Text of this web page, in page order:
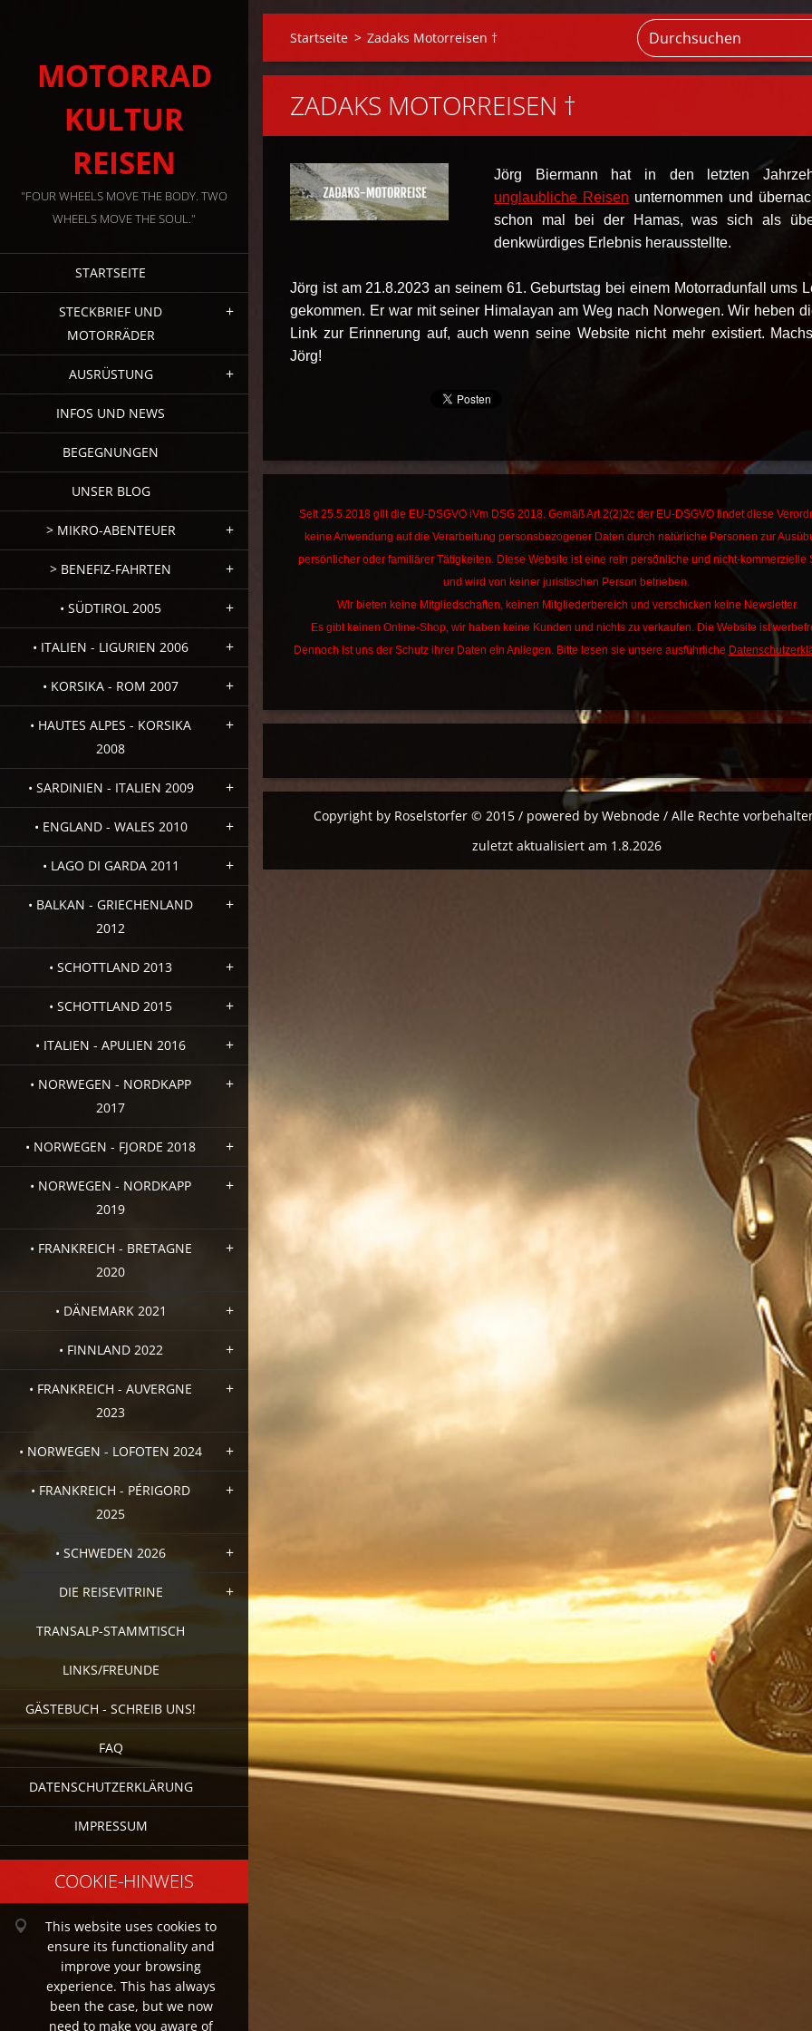
MOTORRAD
KULTUR
REISEN
"FOUR WHEELS MOVE THE BODY. TWO
WHEELS MOVE THE SOUL."
STARTSEITE
STECKBRIEF UND
MOTORRÄDER
AUSRÜSTUNG
INFOS UND NEWS
BEGEGNUNGEN
UNSER BLOG
> MIKRO-ABENTEUER
> BENEFIZ-FAHRTEN
• SÜDTIROL 2005
• ITALIEN - LIGURIEN 2006
• KORSIKA - ROM 2007
• HAUTES ALPES - KORSIKA
2008
• SARDINIEN - ITALIEN 2009
• ENGLAND - WALES 2010
• LAGO DI GARDA 2011
• BALKAN - GRIECHENLAND
2012
• SCHOTTLAND 2013
• SCHOTTLAND 2015
• ITALIEN - APULIEN 2016
• NORWEGEN - NORDKAPP
2017
• NORWEGEN - FJORDE 2018
• NORWEGEN - NORDKAPP
2019
• FRANKREICH - BRETAGNE
2020
• DÄNEMARK 2021
• FINNLAND 2022
• FRANKREICH - AUVERGNE
2023
• NORWEGEN - LOFOTEN 2024
• FRANKREICH - PÉRIGORD
2025
• SCHWEDEN 2026
DIE REISEVITRINE
TRANSALP-STAMMTISCH
LINKS/FREUNDE
GÄSTEBUCH - SCHREIB UNS!
FAQ
DATENSCHUTZERKLÄRUNG
IMPRESSUM
COOKIE-HINWEIS
This website uses cookies to
ensure its functionality and
improve your browsing
experience. This has always
been the case, but we now
need to make you aware of
Startseite > Zadaks Motorreisen †
ZADAKS MOTORREISEN †
Jörg Biermann hat in den letzten
unglaubliche Reisen unternommen und
schon mal bei der Hamas, was sich als
denkwürdiges Erlebnis herausstellte.
Jörg ist am 21.8.2023 an seinem 61. Geburtstag bei einem Motorradunfall ums
gekommen. Er war mit seiner Himalayan am Weg nach Norwegen. Wir heben
Link zur Erinnerung auf, auch wenn seine Website nicht mehr existiert.
Jörg!
Seit 25.5.2018 gilt die EU-DSGVO iVm DSG 2018. Gemäß Art.2(2)2c der EU-DSGVO findet diese
keine Anwendung auf die Verarbeitung personsbezogener Daten durch natürliche Personen zur
persönlicher oder familiärer Tätigkeiten. Diese Website ist eine rein persönliche und nicht-kommerzielle
und wird von keiner juristischen Person betrieben.
Wir bieten keine Mitgliedschaften, keinen Mitgliederbereich und verschicken keine Newsletter.
Es gibt keinen Online-Shop, wir haben keine Kunden und nichts zu verkaufen. Die Website ist
Dennoch ist uns der Schutz ihrer Daten ein Anliegen. Bitte lesen sie unsere ausführliche
Copyright by Roselstorfer © 2015 / powered by Webnode / Alle Rechte
zuletzt aktualisiert am 1.8.2026